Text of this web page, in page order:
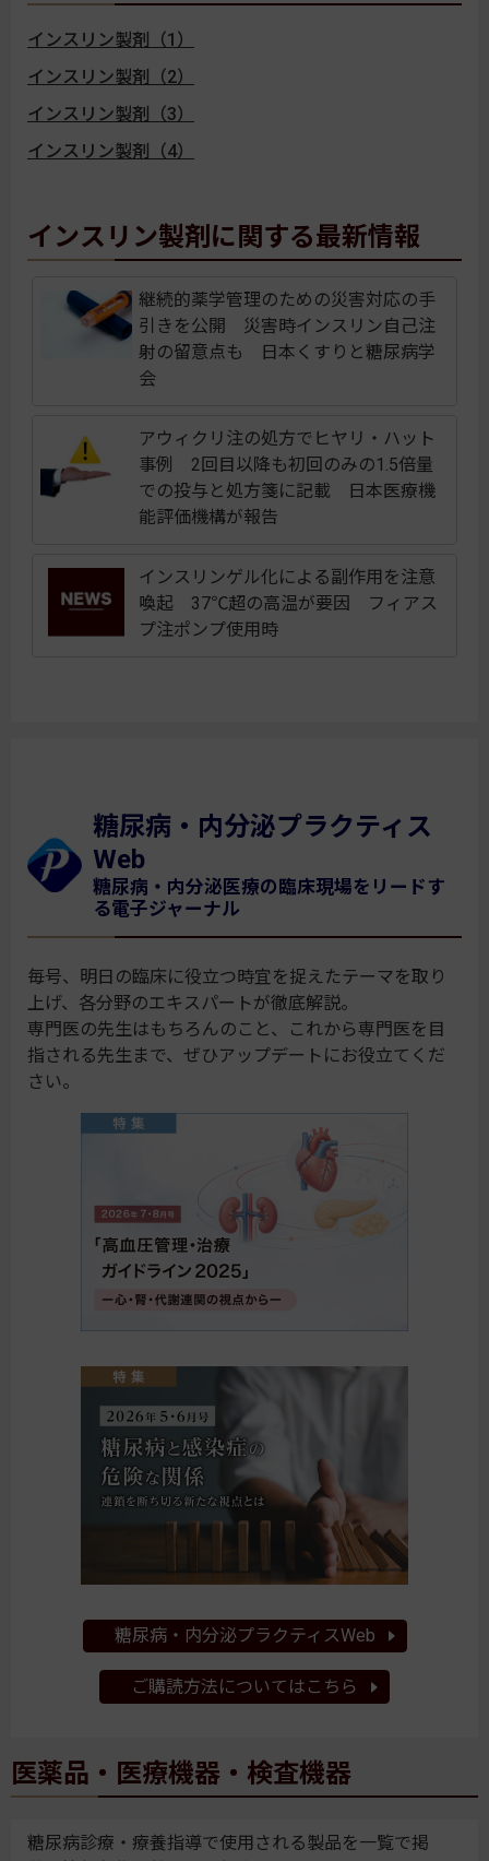
インスリン製剤（1）
インスリン製剤（2）
インスリン製剤（3）
インスリン製剤（4）
インスリン製剤に関する最新情報
継続的薬学管理のための災害対応の手
引きを公開 災害時インスリン自己注
射の留意点も 日本くすりと糖尿病学
会
アウィクリ注の処方でヒヤリ・ハット
事例 2回目以降も初回のみの1.5倍量
での投与と処方箋に記載 日本医療機
能評価機構が報告
インスリンゲル化による副作用を注意
喚起 37℃超の高温が要因 フィアス
プ注ポンプ使用時
糖尿病・内分泌プラクティス
Web
糖尿病・内分泌医療の臨床現場をリードす
る電子ジャーナル
毎号、明日の臨床に役立つ時宜を捉えたテーマを取り
上げ、各分野のエキスパートが徹底解説。
専門医の先生はもちろんのこと、これから専門医を目
指される先生まで、ぜひアップデートにお役立てくだ
さい。
糖尿病・内分泌プラクティスWeb
ご購読方法についてはこちら
医薬品・医療機器・検査機器
糖尿病診療・療養指導で使用される製品を一覧で掲